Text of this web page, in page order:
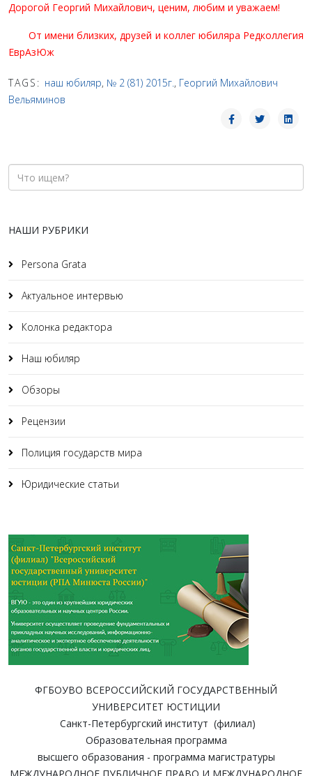
Дорогой Георгий Михайлович, ценим, любим и уважаем!
От имени близких, друзей и коллег юбиляра Редколлегия
ЕврАзЮж
TAGS: наш юбиляр, № 2 (81) 2015г., Георгий Михайлович
Вельяминов
НАШИ РУБРИКИ
Persona Grata
Актуальное интервью
Колонка редактора
Наш юбиляр
Обзоры
Рецензии
Полиция государств мира
Юридические статьи
ФГБОУВО ВСЕРОССИЙСКИЙ ГОСУДАРСТВЕННЫЙ
УНИВЕРСИТЕТ ЮСТИЦИИ
Санкт-Петербургский институт (филиал)
Образовательная программа
высшего образования - программа магистратуры